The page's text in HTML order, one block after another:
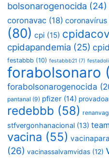
bolsonarogenocida (24)
coronavac (18) coronavírus
(80) cpi (15)
cpidapandemia (25)
festabbb (10) festabbb21 (7)
forabolsonaro
forabolsonarogenocida
pantanal (9) pfizer (14)
redebbb (58)
stfvergonhanacional (13)
vacina (55)
(26) vacinassalvamvidas (12)